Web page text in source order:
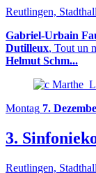
Reutlingen,
Gabriel-Urbain
Dutilleux, Tout un
Helmut Schm...
Montag 7.
3.
Reutlingen,